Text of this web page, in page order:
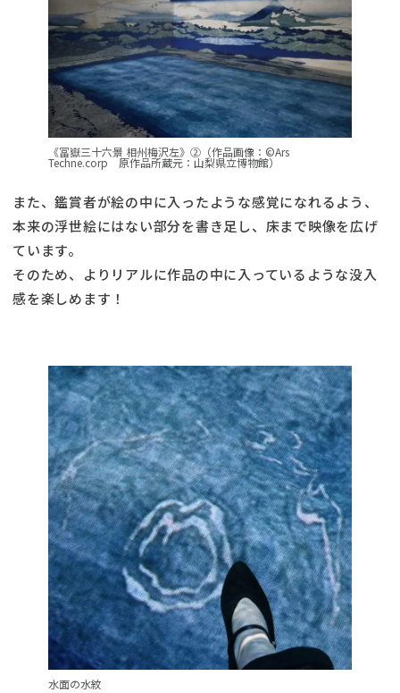
《冨嶽三十六景 相州梅沢左》②（作品画像：©Ars
Techne.corp 原作品所蔵元：山梨県立博物館）
また、鑑賞者が絵の中に入ったような感覚になれるよう、
本来の浮世絵にはない部分を書き足し、床まで映像を広げ
ています。
そのため、よりリアルに作品の中に入っているような没入
感を楽しめます！
水面の水紋